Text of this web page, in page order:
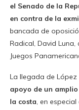
el Senado de la
en contra de la
bancada de
Radical, David
Juegos
La llegada de López
apoyo de un
la costa, en